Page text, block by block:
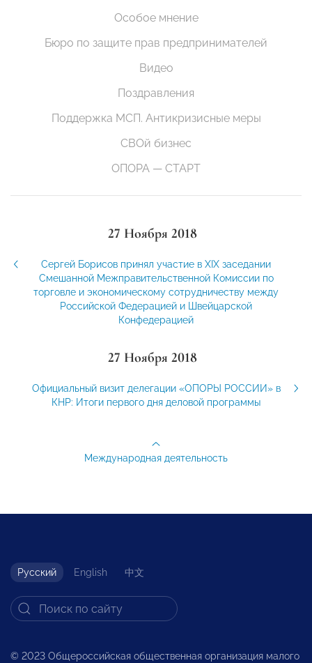
Особое мнение
Бюро по защите прав предпринимателей
Видео
Поздравления
Поддержка МСП. Антикризисные меры
СВОй бизнес
ОПОРА — СТАРТ
27 Ноября 2018
Сергей Борисов принял участие в XIX заседании
Смешанной Межправительственной Комиссии по
торговле и экономическому сотрудничеству между
Российской Федерацией и Швейцарской
Конфедерацией
27 Ноября 2018
Официальный визит делегации «ОПОРЫ РОССИИ» в
КНР: Итоги первого дня деловой программы
Международная деятельность
Русский English 中文
© 2023 Общероссийская общественная организация малого